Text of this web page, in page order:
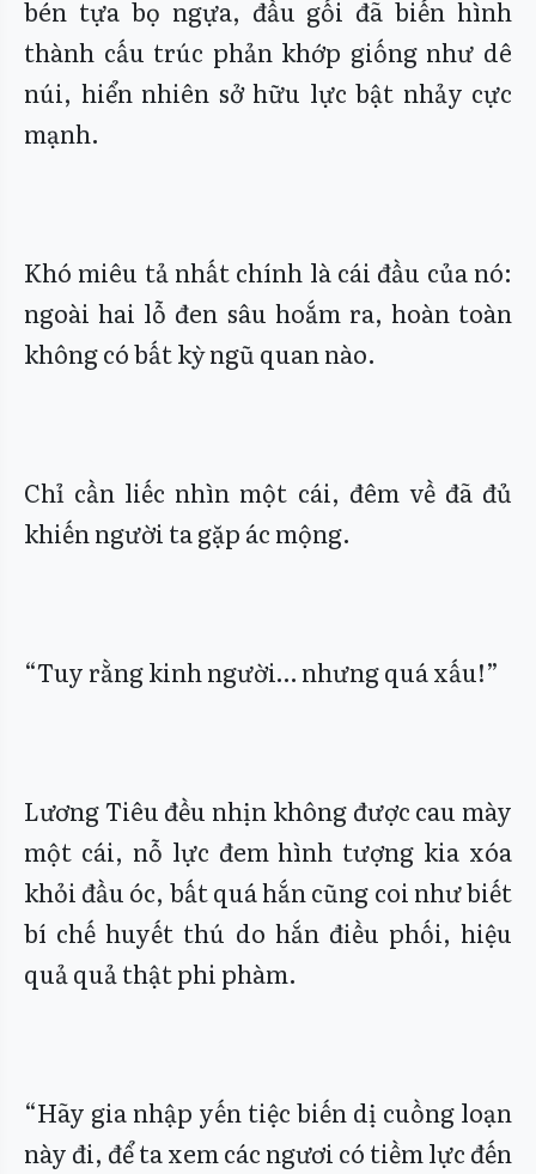
bén tựa bọ ngựa, đầu gối đã biến hình
thành cấu trúc phản khớp giống như dê
núi, hiển nhiên sở hữu lực bật nhảy cực
mạnh.
Khó miêu tả nhất chính là cái đầu của nó:
ngoài hai lỗ đen sâu hoắm ra, hoàn toàn
không có bất kỳ ngũ quan nào.
Chỉ cần liếc nhìn một cái, đêm về đã đủ
khiến người ta gặp ác mộng.
“Tuy rằng kinh người… nhưng quá xấu!”
Lương Tiêu đều nhịn không được cau mày
một cái, nỗ lực đem hình tượng kia xóa
khỏi đầu óc, bất quá hắn cũng coi như biết
bí chế huyết thú do hắn điều phối, hiệu
quả quả thật phi phàm.
“Hãy gia nhập yến tiệc biến dị cuồng loạn
này đi, để ta xem các ngươi có tiềm lực đến